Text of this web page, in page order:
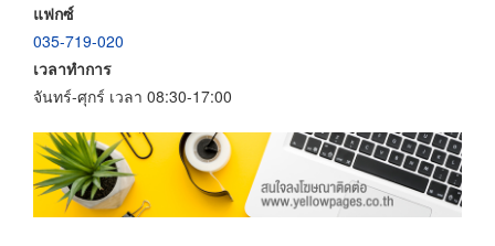
แฟกซ์
035-719-020
เวลาทำการ
จันทร์-ศุกร์ เวลา 08:30-17:00